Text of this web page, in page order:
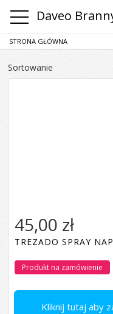
Daveo
STRONA GŁÓWNA
Sortowanie
Kliknij tutaj aby
45,00 zł
TREZADO SPRAY
Produkt na zamówienie